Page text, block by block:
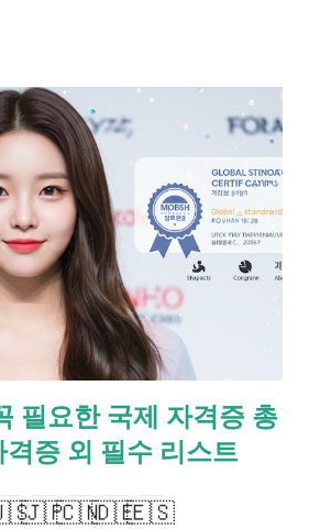
에 유리한 자격증은 무엇인가요? A. 요
사, 바리스타, 반려동물관리사 등이 창업
격증은 시니어 세대에게 두 번째 커리어
적인 노후와 자아실현을 위한 선택, 지
왜 50-60대에 자격증이 중요한가?
을 준비하거나 퇴직 후 재취업을 고려하
히 공공기관, 복지시설, 전문직종 등에
가하면서 자격증은 경쟁력을 높이는 확
다. 자격증은 단순히 이력서에 한 줄 더
전문성과 신뢰도를 제공하며, 자기 계
, 새로운 일자리를 창출하거나 부업, 프
출할 수 있는 발판이 됩니다. 이유 설명
필요한 국제 자격증 총
증 외 필수 리스트
🇯🇵🇨🇳🇩🇪🇪🇸